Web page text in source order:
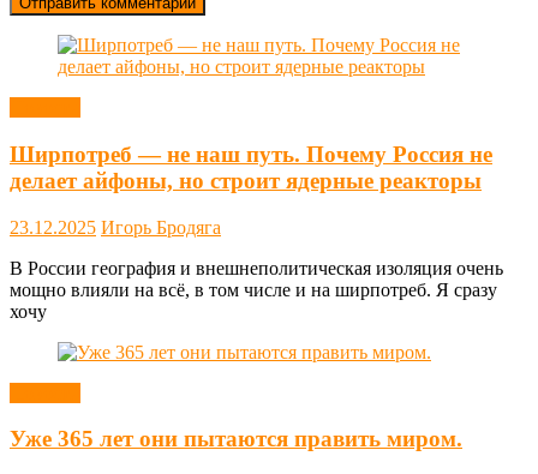
Ширпотреб — не наш путь. Почему Россия не
делает айфоны, но строит ядерные реакторы
23.12.2025 Игорь Бродяга
В России география и внешнеполитическая изоляция очень
мощно влияли на всё, в том числе и на ширпотреб. Я сразу
хочу
Уже 365 лет они пытаются править миром.